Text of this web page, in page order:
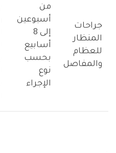
جراحات
المنظار
للعظام
والمفاصل
من
أسبوعين
إلى 8
أسابيع
بحسب
نوع
الإجراء